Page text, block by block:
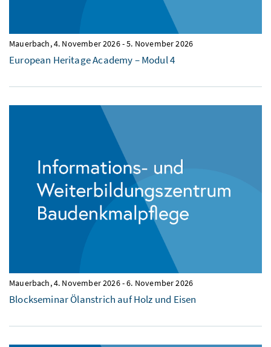
Mauerbach,4. November 2026-5. November 2026
European Heritage Academy – Modul 4
Mauerbach,4. November 2026-6. November 2026
Blockseminar Ölanstrich auf Holz und Eisen